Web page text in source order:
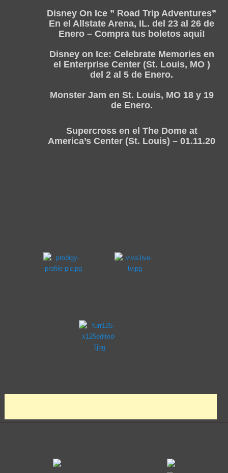
Disney On Ice ” Road Trip Adventures”
En el Allstate Arena, IL. del 23 al 26 de
Enero – Compra tus boletos aqui!
Disney on Ice: Celebrate Memories en
el Enterprise Center (St. Louis, MO )
del 2 al 5 de Enero.
Monster Jam en St. Louis, MO 18 y 19
de Enero.
Supercross en el The Dome at
America’s Center (St. Louis) – 01.11.20